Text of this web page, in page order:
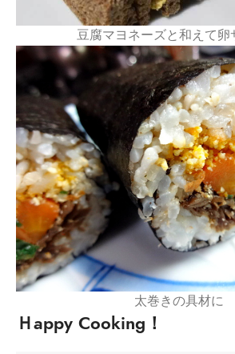
豆腐マヨネーズと和えて卵
太巻きの具材に
Ｈappy Cooking！